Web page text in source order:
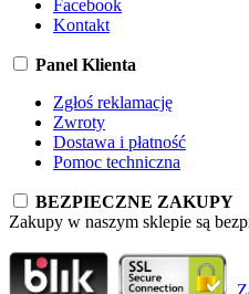
Facebook
Kontakt
Panel Klienta
Zgłoś reklamację
Zwroty
Dostawa i płatność
Pomoc techniczna
BEZPIECZNE ZAKUPY
Zakupy w naszym sklepie są